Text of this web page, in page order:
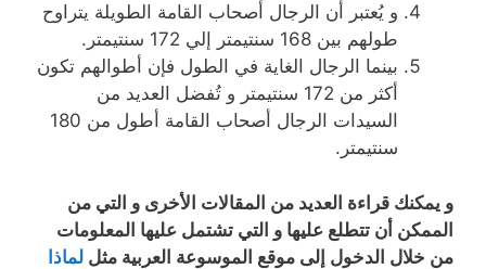
و يُعتبر أن الرجال أصحاب القامة الطويلة يتراوح
طولهم بين 168 سنتيمتر إلي 172 سنتيمتر.
بينما الرجال الغاية في الطول فإن أطوالهم تكون
أكثر من 172 سنتيمتر و تُفضل العديد من
السيدات الرجال أصحاب القامة أطول من 180
سنتيمتر.
و يمكنك قراءة العديد من المقالات الأخرى و التي من
الممكن أن تتطلع عليها و التي تشتمل عليها المعلومات
من خلال الدخول إلى موقع الموسوعة العربية مثل لماذا